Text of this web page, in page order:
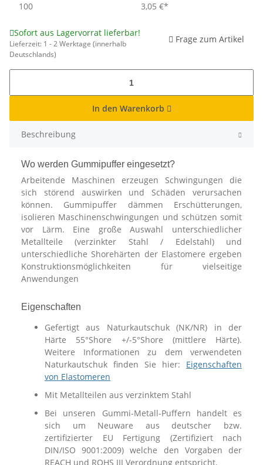
100
3,05 €*
Sofort aus Lagervorrat lieferbar!
Lieferzeit: 1 - 2 Werktage (innerhalb
Deutschlands)
Frage zum Artikel
In den Warenkorb
Beschreibung
Wo werden Gummipuffer eingesetzt?
Arbeitende Maschinen erzeugen Schwingungen die
sich störend auswirken und Schäden verursachen
können. Gummipuffer dämmen Erschütterungen,
isolieren Maschinenschwingungen und schützen somit
vor Lärm. Eine große Auswahl unterschiedlicher
Metallteile (verzinkter Stahl / Edelstahl) und
unterschiedliche Shorehärten der Elastomere ergeben
Konstruktionsmöglichkeiten für vielseitige
Anwendungen
Eigenschaften
Gefertigt aus Naturkautschuk (NK/NR) in der
Härte 55°Shore +/-5°Shore (mittlere Härte).
Weitere Informationen zu dem verwendeten
Naturkautschuk finden Sie hier: Eigenschaften
von Elastomeren
Mit Metallteilen aus verzinktem Stahl
Bei unseren Gummi-Metall-Puffern handelt es
sich um Neuware aus deutscher bzw.
zertifizierter EU Fertigung (Zertifiziert nach
DIN/ISO 9001:2009) welche den Vorgaben der
REACH und ROHS III Verordnung entspricht.